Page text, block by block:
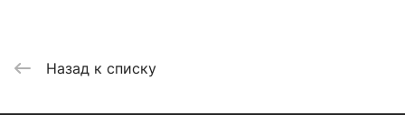
Назад к списку